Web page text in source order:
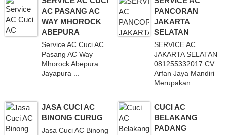
AC PASANG AC
WAY MHOROCK
ABEPURA
Service AC Cuci AC
Pasang AC Way
Mhorock Abepura
Jayapura ...
PANCORAN
JAKARTA
SELATAN
SERVICE AC
JAKARTA SELATAN
081255332017 CV
Arfan Jaya Mandiri
Merupakan ...
JASA CUCI AC
BINONG CURUG
Jasa Cuci AC Binong
CUCI AC
BELAKANG
PADANG